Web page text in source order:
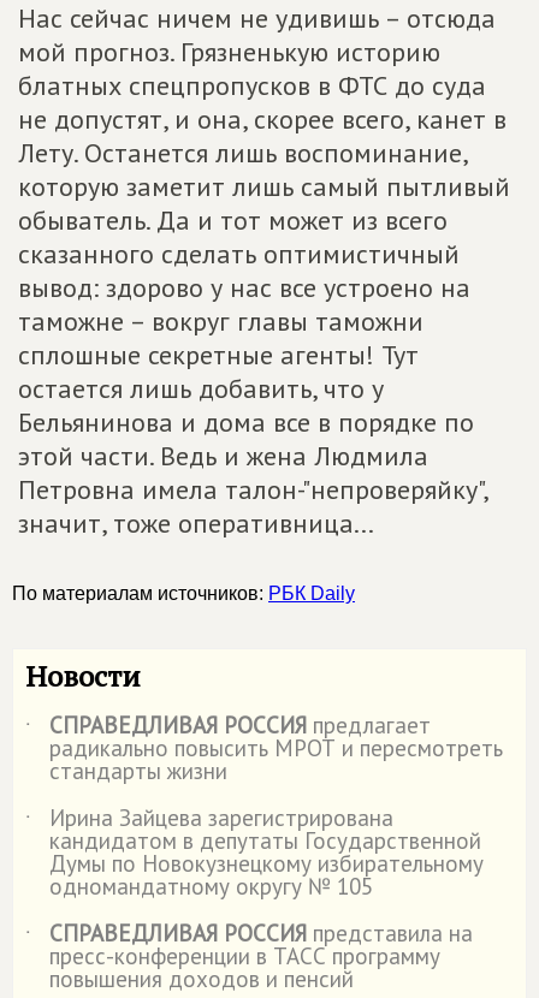
Нас сейчас ничем не удивишь – отсюда
мой прогноз. Грязненькую историю
блатных спецпропусков в ФТС до суда
не допустят, и она, скорее всего, канет в
Лету. Останется лишь воспоминание,
которую заметит лишь самый пытливый
обыватель. Да и тот может из всего
сказанного сделать оптимистичный
вывод: здорово у нас все устроено на
таможне – вокруг главы таможни
сплошные секретные агенты! Тут
остается лишь добавить, что у
Бельянинова и дома все в порядке по
этой части. Ведь и жена Людмила
Петровна имела талон-"непроверяйку",
значит, тоже оперативница...
По материалам источников: РБК Daily
Новости
˙ СПРАВЕДЛИВАЯ РОССИЯ предлагает
радикально повысить МРОТ и пересмотреть
стандарты жизни
˙
Ирина Зайцева зарегистрирована
кандидатом в депутаты Государственной
Думы по Новокузнецкому избирательному
одномандатному округу № 105
˙
СПРАВЕДЛИВАЯ РОССИЯ представила на
пресс-конференции в ТАСС программу
повышения доходов и пенсий